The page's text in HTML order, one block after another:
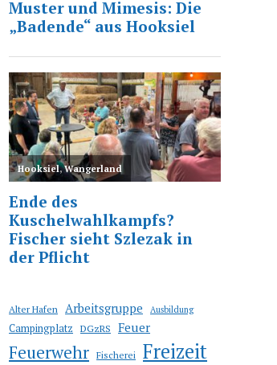
Alter Hafen Arbeitsgruppe Ausbildung
Campingplatz DGzRS Feuer
Feuerwehr Fischerei Freizeit